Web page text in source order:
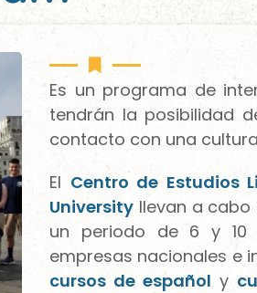
Es un programa de
tendrán la posibilidad
contacto con una
El Centro de Estudios
University llevan a cabo
un periodo de 6 y 10
empresas nacionales e
cursos de español y